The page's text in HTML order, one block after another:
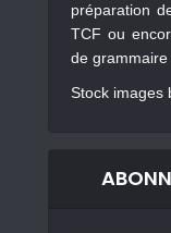
préparation
TCF ou
de
Stock images